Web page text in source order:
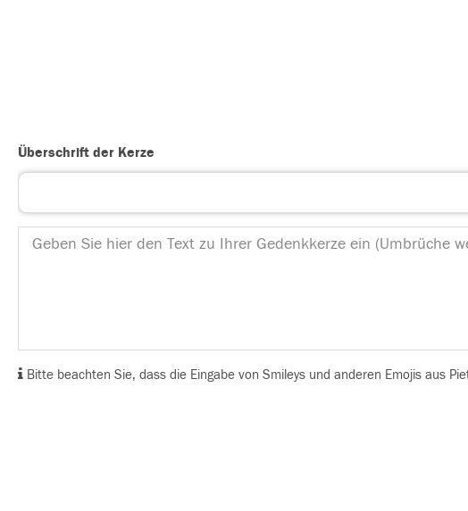
Überschrift der Kerze
Bitte beachten Sie, dass die Eingabe von Smileys und anderen Emojis aus